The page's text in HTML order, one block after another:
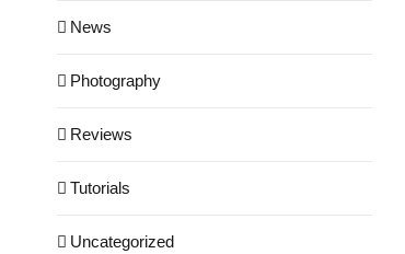
News
Photography
Reviews
Tutorials
Uncategorized